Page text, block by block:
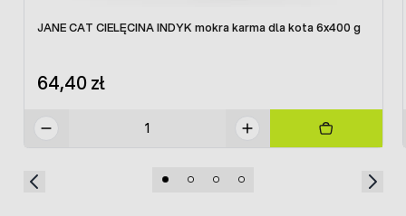
JANE CAT CIELĘCINA INDYK mokra karma dla kota 6x400 g
64,40 zł